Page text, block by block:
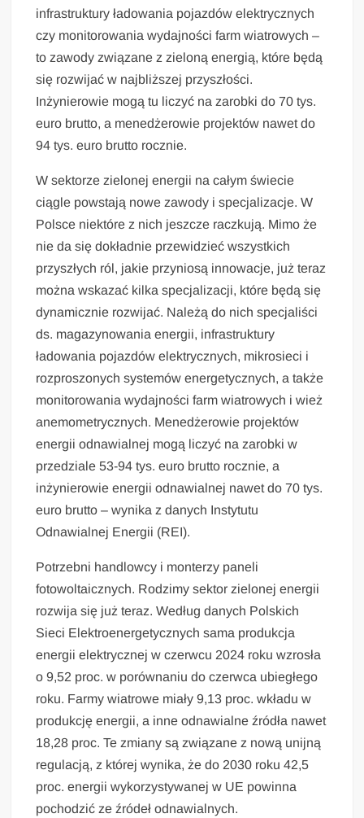
infrastruktury ładowania pojazdów elektrycznych
czy monitorowania wydajności farm wiatrowych –
to zawody związane z zieloną energią, które będą
się rozwijać w najbliższej przyszłości.
Inżynierowie mogą tu liczyć na zarobki do 70 tys.
euro brutto, a menedżerowie projektów nawet do
94 tys. euro brutto rocznie.
W sektorze zielonej energii na całym świecie
ciągle powstają nowe zawody i specjalizacje. W
Polsce niektóre z nich jeszcze raczkują. Mimo że
nie da się dokładnie przewidzieć wszystkich
przyszłych ról, jakie przyniosą innowacje, już teraz
można wskazać kilka specjalizacji, które będą się
dynamicznie rozwijać. Należą do nich specjaliści
ds. magazynowania energii, infrastruktury
ładowania pojazdów elektrycznych, mikrosieci i
rozproszonych systemów energetycznych, a także
monitorowania wydajności farm wiatrowych i wież
anemometrycznych. Menedżerowie projektów
energii odnawialnej mogą liczyć na zarobki w
przedziale 53-94 tys. euro brutto rocznie, a
inżynierowie energii odnawialnej nawet do 70 tys.
euro brutto – wynika z danych Instytutu
Odnawialnej Energii (REI).
Potrzebni handlowcy i monterzy paneli
fotowoltaicznych. Rodzimy sektor zielonej energii
rozwija się już teraz. Według danych Polskich
Sieci Elektroenergetycznych sama produkcja
energii elektrycznej w czerwcu 2024 roku wzrosła
o 9,52 proc. w porównaniu do czerwca ubiegłego
roku. Farmy wiatrowe miały 9,13 proc. wkładu w
produkcję energii, a inne odnawialne źródła nawet
18,28 proc. Te zmiany są związane z nową unijną
regulacją, z której wynika, że do 2030 roku 42,5
proc. energii wykorzystywanej w UE powinna
pochodzić ze źródeł odnawialnych.